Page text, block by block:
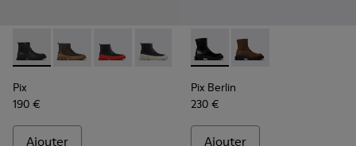
Pix - K300252-015 - Bottines en cuir noir pour homme.
Pix - K300252-028 - Bottines Chelsea en cuir
Pix - K300252-027 - Bottines Chelsea en cuir
Pix - K300252-023 - Bottes Chelsea
Pix - K300252-020 - Bottes
Pix - K300252-019 -
Pix
190 €
Ajouter
Pix Berlin - K300525-001 -
Pix Berlin -
Pix Berlin
230 €
Ajouter